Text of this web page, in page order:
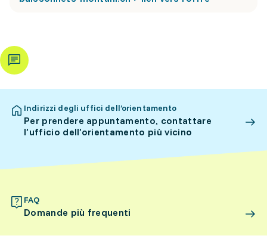
Indirizzi degli uffici dell’orientamento
Per prendere appuntamento, contattare
l’ufficio dell’orientamento più vicino
FAQ
Domande più frequenti